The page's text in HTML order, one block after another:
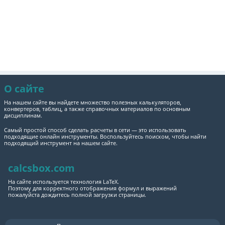
О сайте
На нашем сайте вы найдете множество полезных калькуляторов,
конвертеров, таблиц, а также справочных материалов по основным
дисциплинам.
Самый простой способ сделать расчеты в сети — это использовать
подходящие онлайн инструменты. Воспользуйтесь поиском, чтобы найти
подходящий инструмент на нашем сайте.
calcsbox.com
На сайте используется технология LaTeX.
Поэтому для корректного отображения формул и выражений
пожалуйста дождитесь полной загрузки страницы.